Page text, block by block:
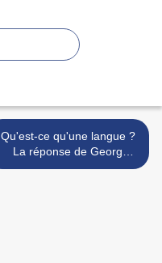
Qu'est-ce qu'une langue ?
La réponse de Georg
Kremnitz >